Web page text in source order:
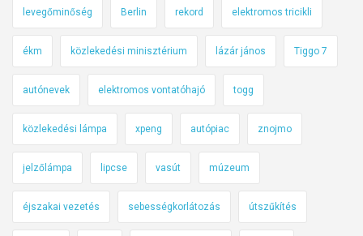
levegőminőség Berlin rekord elektromos tricikli
ékm közlekedési minisztérium lázár jános Tiggo 7
autónevek elektromos vontatóhajó togg
közlekedési lámpa xpeng autópiac znojmo
jelzőlámpa lipcse vasút múzeum
éjszakai vezetés sebességkorlátozás útszűkítés